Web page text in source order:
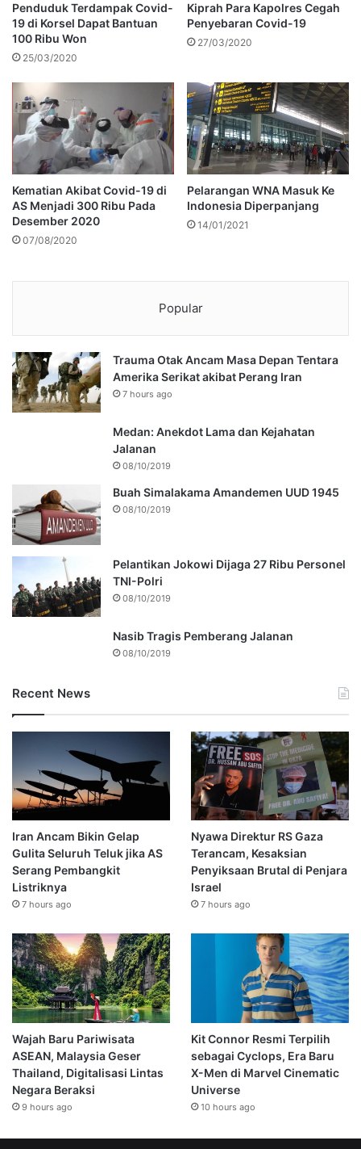
Penduduk Terdampak Covid-
19 di Korsel Dapat Bantuan
100 Ribu Won
25/03/2020
Kiprah Para Kapolres Cegah
Penyebaran Covid-19
27/03/2020
Kematian Akibat Covid-19 di
AS Menjadi 300 Ribu Pada
Desember 2020
07/08/2020
Pelarangan WNA Masuk Ke
Indonesia Diperpanjang
14/01/2021
Popular
Trauma Otak Ancam Masa Depan Tentara
Amerika Serikat akibat Perang Iran
7 hours ago
Medan: Anekdot Lama dan Kejahatan
Jalanan
08/10/2019
Buah Simalakama Amandemen UUD 1945
08/10/2019
Pelantikan Jokowi Dijaga 27 Ribu Personel
TNI-Polri
08/10/2019
Nasib Tragis Pemberang Jalanan
08/10/2019
Recent News
Iran Ancam Bikin Gelap
Gulita Seluruh Teluk jika AS
Serang Pembangkit
Listriknya
7 hours ago
Nyawa Direktur RS Gaza
Terancam, Kesaksian
Penyiksaan Brutal di Penjara
Israel
7 hours ago
Wajah Baru Pariwisata
ASEAN, Malaysia Geser
Thailand, Digitalisasi Lintas
Negara Beraksi
9 hours ago
Kit Connor Resmi Terpilih
sebagai Cyclops, Era Baru
X-Men di Marvel Cinematic
Universe
10 hours ago